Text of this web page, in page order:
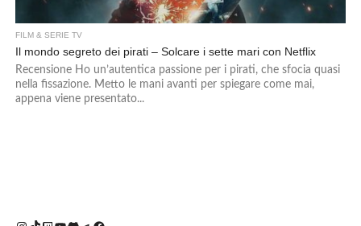
FILM & SERIE TV
Il mondo segreto dei pirati – Solcare i sette mari con Netflix
Recensione Ho un’autentica passione per i pirati, che sfocia quasi
nella fissazione. Metto le mani avanti per spiegare come mai,
appena viene presentato...